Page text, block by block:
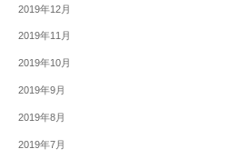
2019年12月
2019年11月
2019年10月
2019年9月
2019年8月
2019年7月